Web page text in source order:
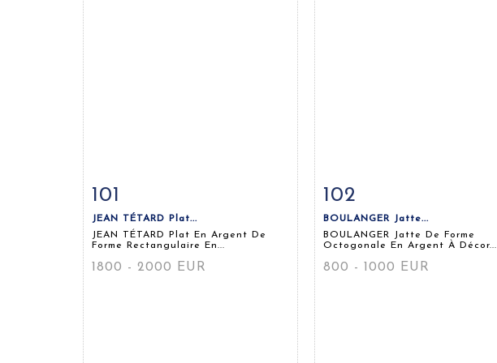
Fiche détaillée
101
JEAN TÉTARD Plat...
JEAN TÉTARD Plat En Argent De
Forme Rectangulaire En...
1800 - 2000 EUR
Fiche détaillée
102
BOULANGER Jatte...
BOULANGER Jatte De Forme
Octogonale En Argent À Décor...
800 - 1000 EUR